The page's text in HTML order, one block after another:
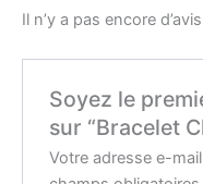
Il n’y a pas encore
Soyez le
sur “Bracelet
Votre adresse e-